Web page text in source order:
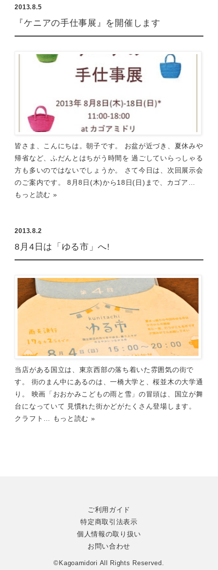
2013.8.5
『ケニアの手仕事展』を開催します
皆さま、こんにちは。朝子です。 お盆が近づき、夏休みや
帰省など、ふだんとはちがう時間を 過ごしていらっしゃる
方も多いのではないでしょうか。 さて今日は、次回展示会
のご案内です。 8月8日(木)から18日(日)まで、カゴア…
もっと読む »
2013.8.2
8月4日は「ゆる市」へ!
当店がある国立は、東京西部の落ち着いた雰囲気の街で
す。 街のまん中にあるのは、一橋大学と、桜並木の大学通
り。 映画「おおかみこどもの雨と雪」の冒頭は、国立が舞
台になっていて 見慣れた街かどがたくさん登場します。
クラフト…
もっと読む »
ご利用ガイド
特定商取引法表示
個人情報の取り扱い
お問い合わせ
©Kagoamidori All Rights Reserved.